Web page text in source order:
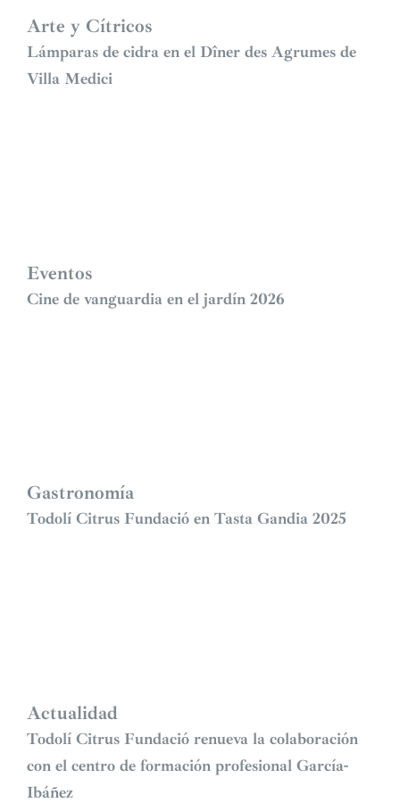
Arte y Cítricos
Lámparas de cidra en el Dîner des Agrumes de
Villa Medici
Eventos
Cine de vanguardia en el jardín 2026
Gastronomía
Todolí Citrus Fundació en Tasta Gandia 2025
Actualidad
Todolí Citrus Fundació renueva la colaboración
con el centro de formación profesional García-
Ibáñez